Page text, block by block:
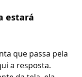
estará
que passa pela
a resposta.